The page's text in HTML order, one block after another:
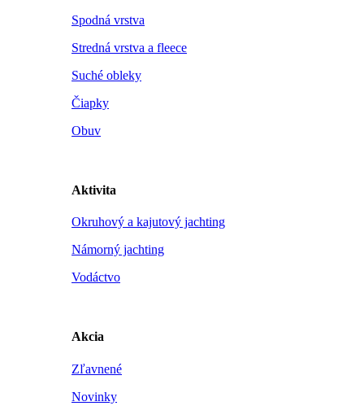
Spodná vrstva
Stredná vrstva a fleece
Suché obleky
Čiapky
Obuv
Aktivita
Okruhový a kajutový jachting
Námorný jachting
Vodáctvo
Akcia
Zľavnené
Novinky